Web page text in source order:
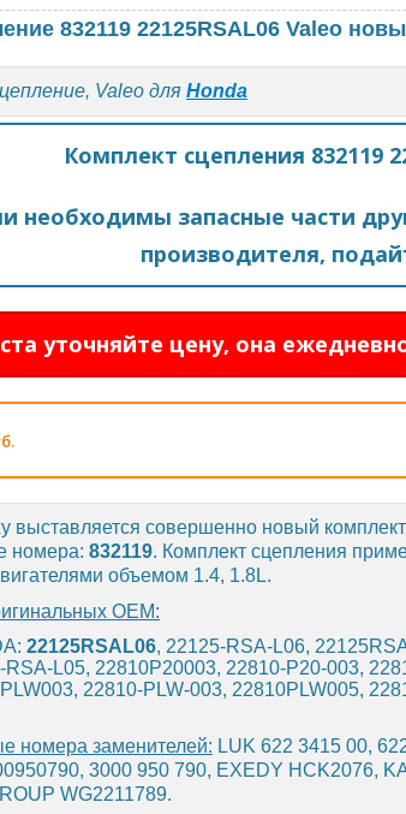
832119 22125RSAL06 Valeo
Valeo для Honda
Комплект сцепления 832119
необходимы запасные части
производителя,
уточняйте цену, она
выставляется совершенно новый
номера: 832119. Комплект сцепления
объемом 1.4, 1.8L.
OEM:
22125RSAL06, 22125-RSA-L06,
RSA-L05, 22810P20003, 22810-P20-003,
22810-PLW-003, 22810PLW005,
номера заменителей: LUK 622 3415 00,
3000 950 790, EXEDY HCK2076,
WG2211789.